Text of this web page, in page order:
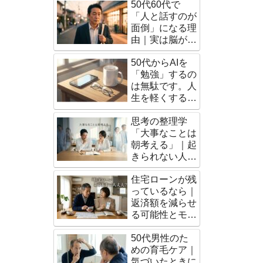
50代60代で
「人と話すのが
面倒」になる理
由｜実は脳が成
熟したサインだ
った
50代からAIを
「勉強」するの
は無駄です。人
生を軽くする
「脳の外注術」
思考の整理学
「大事なことは
朝考える」｜起
きられない人で
もできる朝習慣
住宅ローンが残
っているなら｜
返済額を減らせ
る可能性とモゲ
チェックの使い
方
50代男性のた
めの育毛ケア｜